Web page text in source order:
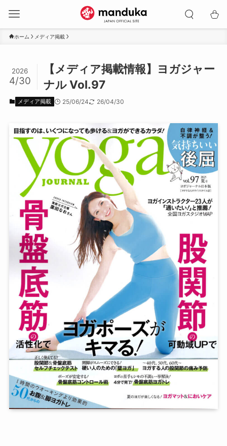
ホーム メディア掲載
【メディア掲載情報】ヨガジャー
ナル Vol.97
2026
4/30
メディア掲載 25/06/24 26/04/30